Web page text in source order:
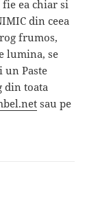
ea chiar si
din ceea
frumos,
lumina, se
Paste
din toata
sau pe